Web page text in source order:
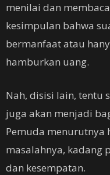
menilai dan
kesimpulan bahwa
bermanfaat atau
hamburkan uang.
Nah, disisi lain, tentu
juga akan menjadi
Pemuda menurutnya
masalahnya, kadang
dan kesempatan.